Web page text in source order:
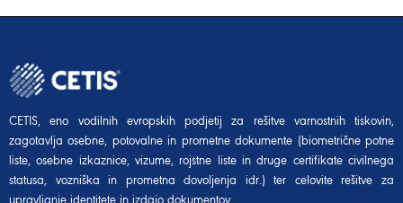
CETIS, eno vodilnih evropskih podjetij za rešitve varnostnih tiskovin,
zagotavlja osebne, potovalne in prometne dokumente (biometrične potne
liste, osebne izkaznice, vizume, rojstne liste in druge certifikate civilnega
statusa, vozniška in prometna dovoljenja idr.) ter celovite rešitve za
upravljanje identitete in izdajo dokumentov.